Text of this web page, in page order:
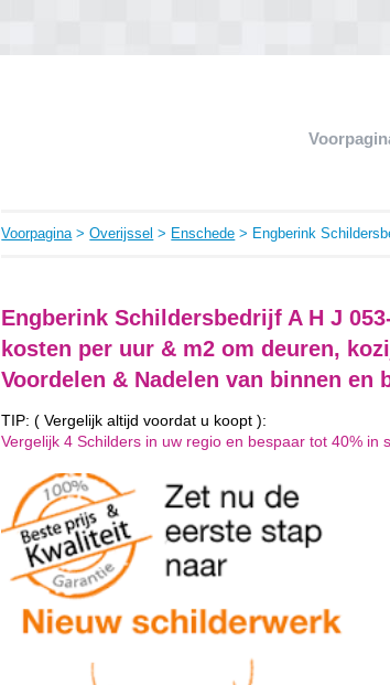
Voorpagina>Overijssel > Enschede > Engberink
Engberink Schildersbedrijf A H J
kosten per uur & m2 om deuren,
Voordelen & Nadelen van binnen en
TIP: ( Vergelijk altijd voordat u koopt ):
Vergelijk 4 Schilders in uw regio en bespaar tot 40% in